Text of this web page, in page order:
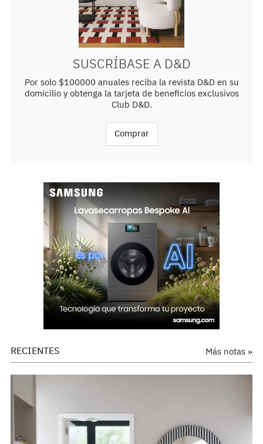
SUSCRÍBASE A D&D
Por solo $100000 anuales reciba la revista D&D en su
domicilio y obtenga la tarjeta de beneficios exclusivos
Club D&D.
Comprar
Más notas »
RECIENTES